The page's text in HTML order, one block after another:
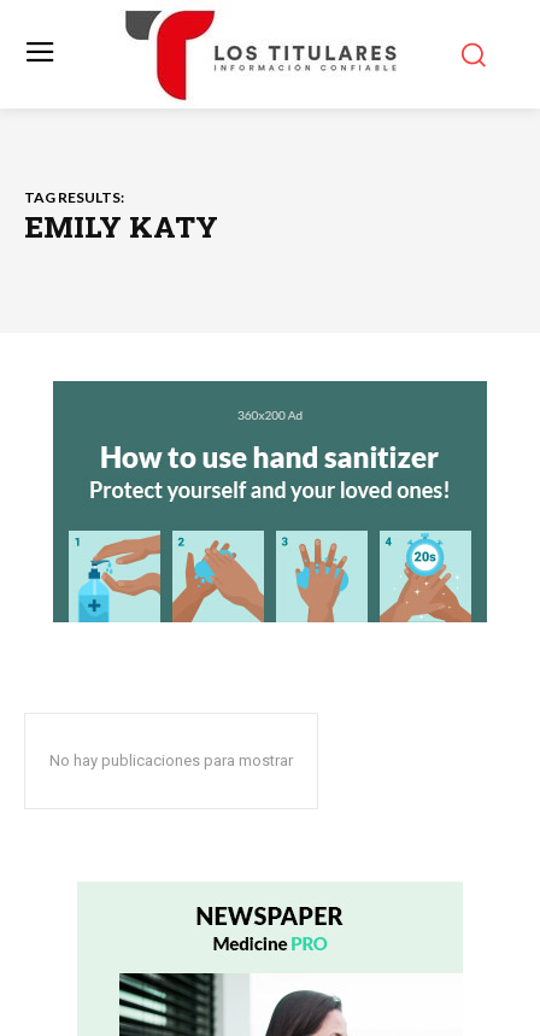
TAG RESULTS:
EMILY KATY
No hay publicaciones para mostrar